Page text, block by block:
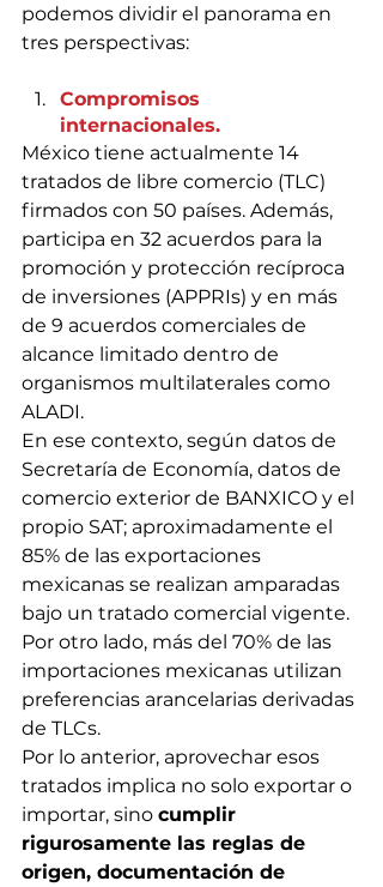
podemos dividir el panorama en
tres perspectivas:
Compromisos
internacionales.
México tiene actualmente 14
tratados de libre comercio (TLC)
firmados con 50 países. Además,
participa en 32 acuerdos para la
promoción y protección recíproca
de inversiones (APPRIs) y en más
de 9 acuerdos comerciales de
alcance limitado dentro de
organismos multilaterales como
ALADI.
En ese contexto, según datos de
Secretaría de Economía, datos de
comercio exterior de BANXICO y el
propio SAT; aproximadamente el
85% de las exportaciones
mexicanas se realizan amparadas
bajo un tratado comercial vigente.
Por otro lado, más del 70% de las
importaciones mexicanas utilizan
preferencias arancelarias derivadas
de TLCs.
Por lo anterior, aprovechar esos
tratados implica no solo exportar o
importar, sino cumplir
rigurosamente las reglas de
origen, documentación de